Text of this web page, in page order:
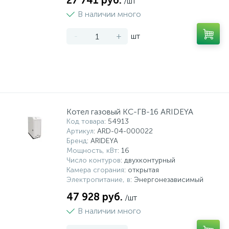
В наличии много
- + шт
Котел газовый КС-ГВ-16 ARIDEYA
Код товара: 54913
Артикул: ARD-04-000022
Бренд: ARIDEYA
Мощность, кВт: 16
Число контуров: двухконтурный
Камера сгорания: открытая
Электропитание, в: Энергонезависимый
47 928 руб. /шт
В наличии много